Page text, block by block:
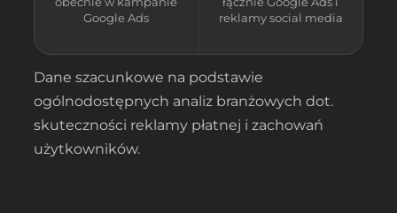
Google Ads
reklamy social media
Dane szacunkowe na podstawie
ogólnodostępnych analiz branżowych dot.
skuteczności reklamy płatnej i zachowań
użytkowników.